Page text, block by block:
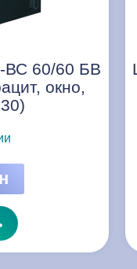
60/60 БВ
окно,